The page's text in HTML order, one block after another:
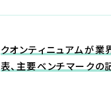
クオンティニュアムが業
表、主要ベンチマークの